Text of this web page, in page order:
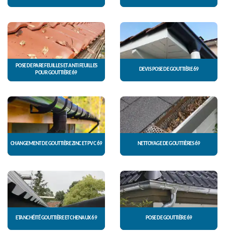
POSE DE PARE FEUILLES ET ANTI FEUILLES
POUR GOUTTIÈRE 69
DEVIS POSE DE GOUTTIÈRE 69
CHANGEMENT DE GOUTTIÈRE ZINC ET PVC 69 NETTOYAGE DE GOUTTIÈRES 69
ETANCHÉITÉ GOUTTIÈRE ET CHENAUX 69 POSE DE GOUTTIÈRE 69